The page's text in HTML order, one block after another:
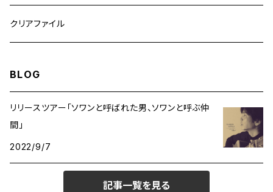
クリアファイル
BLOG
リリースツアー「ソワンと呼ばれた男、ソワンと呼ぶ仲
間」
2022/9/7
記事一覧を見る